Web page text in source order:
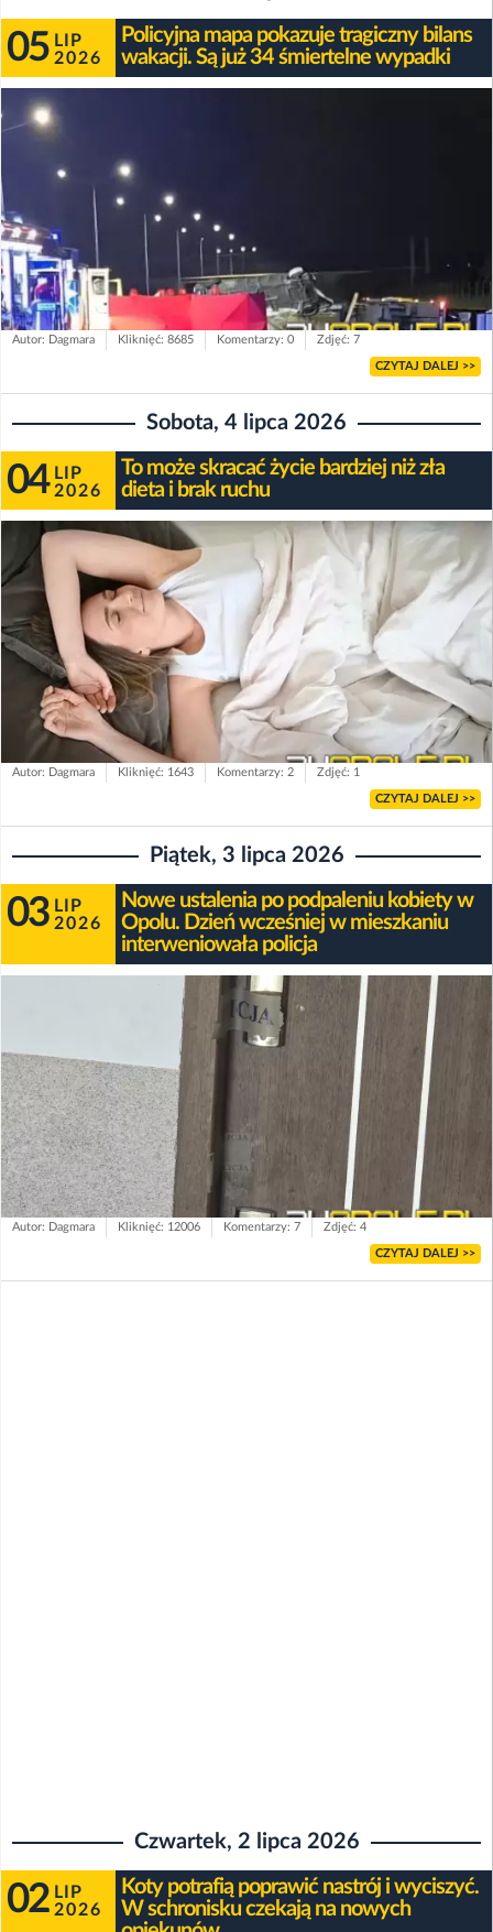
05 LIP
2026
Policyjna mapa pokazuje tragiczny bilans
wakacji. Są już 34 śmiertelne wypadki
Autor: Dagmara Kliknięć: 8685 Komentarzy: 0 Zdjęć: 7
CZYTAJ DALEJ >>
Sobota, 4 lipca 2026
04 LIP
2026
To może skracać życie bardziej niż zła
dieta i brak ruchu
Autor: Dagmara Kliknięć: 1643 Komentarzy: 2 Zdjęć: 1
CZYTAJ DALEJ >>
Piątek, 3 lipca 2026
03 LIP
2026
Nowe ustalenia po podpaleniu kobiety w
Opolu. Dzień wcześniej w mieszkaniu
interweniowała policja
Autor: Dagmara Kliknięć: 12006 Komentarzy: 7 Zdjęć: 4
CZYTAJ DALEJ >>
Czwartek, 2 lipca 2026
02 LIP
2026
Koty potrafią poprawić nastrój i wyciszyć.
W schronisku czekają na nowych